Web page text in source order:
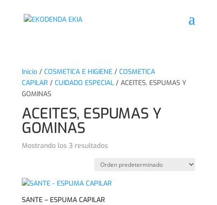
Inicio/ COSMETICA E HIGIENE/ COSMETICA
CAPILAR / CUIDADO ESPECIAL/ ACEITES, ESPUMAS Y
GOMINAS
ACEITES, ESPUMAS Y
GOMINAS
Mostrando los 3 resultados
SANTE – ESPUMA CAPILAR